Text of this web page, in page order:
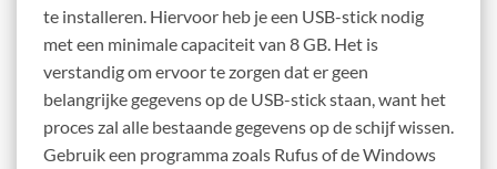
te installeren. Hiervoor heb je een USB-stick nodig
met een minimale capaciteit van 8 GB. Het is
verstandig om ervoor te zorgen dat er geen
belangrijke gegevens op de USB-stick staan, want het
proces zal alle bestaande gegevens op de schijf wissen.
Gebruik een programma zoals Rufus of de Windows